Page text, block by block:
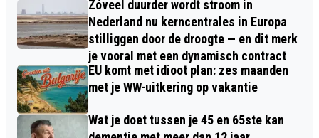
Zóveel duurder wordt stroom in
Nederland nu kerncentrales in Europa
stilliggen door de droogte — en dit merk
je vooral met een dynamisch contract
EU komt met idioot plan: zes maanden
met je WW-uitkering op vakantie
Wat je doet tussen je 45 en 65ste kan